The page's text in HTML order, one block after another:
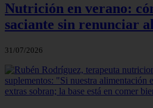
Nutrición en verano:
saciante sin renunciar
31/07/2026